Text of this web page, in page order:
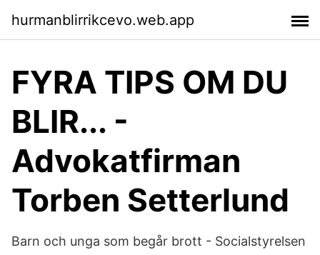
hurmanblirrikcevo.web.app
FYRA TIPS OM DU
BLIR... -
Advokatfirman
Torben Setterlund
Barn och unga som begår brott - Socialstyrelsen